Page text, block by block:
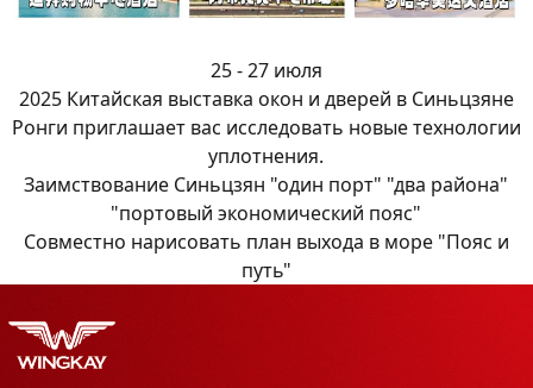
25 - 27 июля
2025 Китайская выставка окон и дверей в Синьцзяне
Ронги приглашает вас исследовать новые технологии
уплотнения.
Заимствование Синьцзян "один порт" "два района"
"портовый экономический пояс"
Совместно нарисовать план выхода в море "Пояс и
путь"